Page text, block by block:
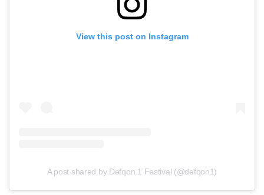
View this post on Instagram
A post shared by Defqon.1 Festival (@defqon1)